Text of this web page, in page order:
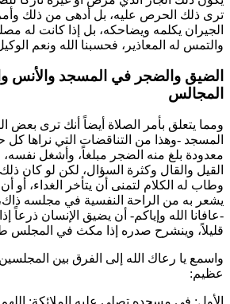
ترى ذلك الحرص عليه، بل أدهى من ذلك
الجيران يكلمه ويضاحكه، بل إذا كانت له
والتمس له المعاذير، فحسبنا الله ونعم
الضيق والضجر في المسجد والأنس
المجالس
ومما يتعلق بأمر الصلاة أيضاً أنك ترى بعض
المسجد -وهذا من التناقضات التي نراها كل
معدودة بلغ منه الضجر مبلغاً، وأشغل
القيل والقال وكثرة السؤال، لكن لو كان
وطاب له الكلام لتمنى أن يتأخر الغداء، أو أن
يشعر به من الراحة النفسية في مجلسه
-عافانا الله وإياكم- أن يضيق الإنسان
قليلاً، وينشرح صدره إذا مكث في المجلس
واسمع يا رعاك الله إلى الفرق بين
عظيم: